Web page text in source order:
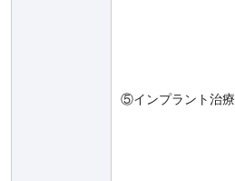
⑤インプラント治療